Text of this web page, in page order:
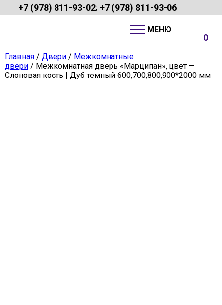
+7 (978) 811-93-02; +7 (978) 811-93-06
0
Главная / Двери / Межкомнатные
двери / Межкомнатная дверь «Марципан», цвет —
Слоновая кость | Дуб темный 600,700,800,900*2000 мм